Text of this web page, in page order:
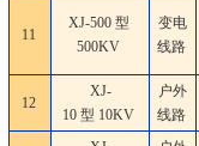
11
XJ-500 型
500KV
变电
线路
12
XJ-
10 型 10KV
户外
线路